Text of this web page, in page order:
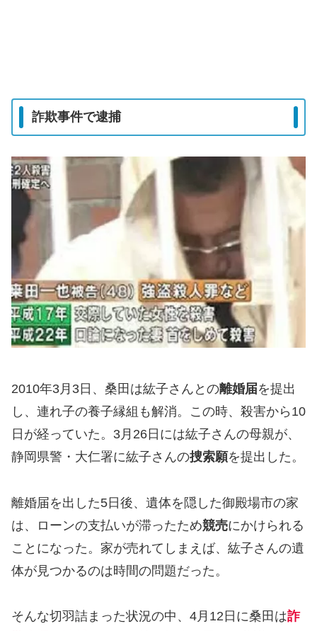
詐欺事件で逮捕
2010年3月3日、桑田は紘子さんとの離婚届を提出
し、連れ子の養子縁組も解消。この時、殺害から10
日が経っていた。3月26日には紘子さんの母親が、
静岡県警・大仁署に紘子さんの捜索願を提出した。
離婚届を出した5日後、遺体を隠した御殿場市の家
は、ローンの支払いが滞ったため競売にかけられる
ことになった。家が売れてしまえば、紘子さんの遺
体が見つかるのは時間の問題だった。
そんな切羽詰まった状況の中、4月12日に桑田は詐